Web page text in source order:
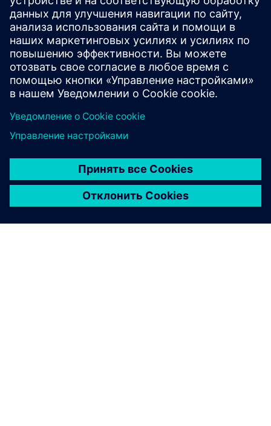
сообщества
Присоединяйтесь к обсуждению или получите ответы
на все вопросы по программному обеспечению NX
для производства.
Посетите сообщество